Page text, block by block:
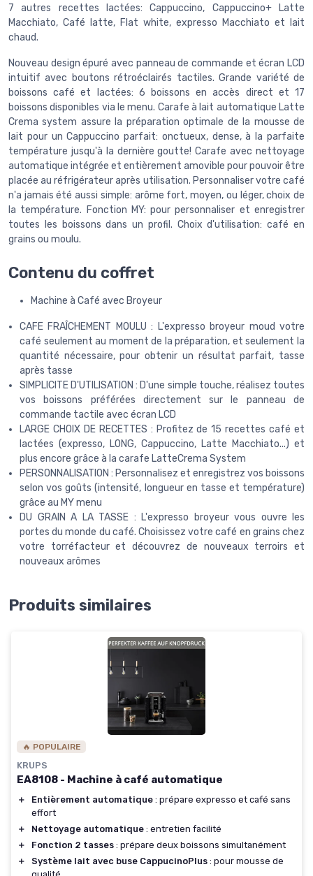
7 autres recettes lactées: Cappuccino, Cappuccino+ Latte
Macchiato, Café latte, Flat white, expresso Macchiato et lait
chaud.
Nouveau design épuré avec panneau de commande et écran LCD
intuitif avec boutons rétroéclairés tactiles. Grande variété de
boissons café et lactées: 6 boissons en accès direct et 17
boissons disponibles via le menu. Carafe à lait automatique Latte
Crema system assure la préparation optimale de la mousse de
lait pour un Cappuccino parfait: onctueux, dense, à la parfaite
température jusqu'à la dernière goutte! Carafe avec nettoyage
automatique intégrée et entièrement amovible pour pouvoir être
placée au réfrigérateur après utilisation. Personnaliser votre café
n'a jamais été aussi simple: arôme fort, moyen, ou léger, choix de
la température. Fonction MY: pour personnaliser et enregistrer
toutes les boissons dans un profil. Choix d'utilisation: café en
grains ou moulu.
Contenu du coffret
Machine à Café avec Broyeur
CAFE FRAÎCHEMENT MOULU : L'expresso broyeur moud votre
café seulement au moment de la préparation, et seulement la
quantité nécessaire, pour obtenir un résultat parfait, tasse
après tasse
SIMPLICITE D'UTILISATION : D'une simple touche, réalisez toutes
vos boissons préférées directement sur le panneau de
commande tactile avec écran LCD
LARGE CHOIX DE RECETTES : Profitez de 15 recettes café et
lactées (expresso, LONG, Cappuccino, Latte Macchiato...) et
plus encore grâce à la carafe LatteCrema System
PERSONNALISATION : Personnalisez et enregistrez vos boissons
selon vos goûts (intensité, longueur en tasse et température)
grâce au MY menu
DU GRAIN A LA TASSE : L'expresso broyeur vous ouvre les
portes du monde du café. Choisissez votre café en grains chez
votre torréfacteur et découvrez de nouveaux terroirs et
nouveaux arômes
Produits similaires
🔥 POPULAIRE
KRUPS
EA8108 - Machine à café automatique
＋ Entièrement automatique : prépare expresso et café sans
effort
＋
Nettoyage automatique : entretien facilité
＋
Fonction 2 tasses : prépare deux boissons simultanément
＋
Système lait avec buse CappucinoPlus : pour mousse de